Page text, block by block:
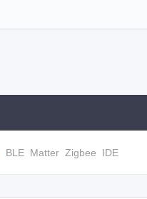
BLE Matter Zigbee IDE